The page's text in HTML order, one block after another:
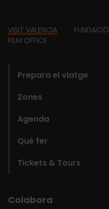
Footer
VISIT VALENCIA FUNDACIÓ
FILM OFFICE
Prepara el viatge
Zones
Agenda
Què fer
Tickets & Tours
Colabora